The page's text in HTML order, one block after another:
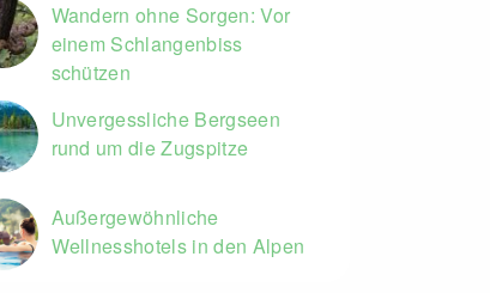
Wandern ohne Sorgen: Vor
einem Schlangenbiss
schützen
Unvergessliche Bergseen
rund um die Zugspitze
Außergewöhnliche
Wellnesshotels in den Alpen